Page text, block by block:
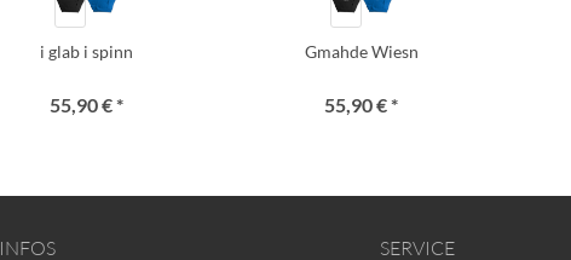
i glab i spinn
55,90 € *
Gmahde Wiesn
55,90 € *
INFOS SERVICE